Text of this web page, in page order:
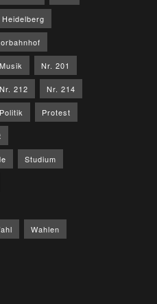
Heidelberg
Musik Nr. 201
Nr. 212 Nr. 214
Politik Protest
Studium
Wahlen